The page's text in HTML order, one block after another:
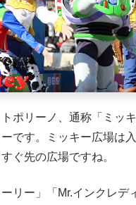
ポリーノ、通称「ミッ
です。ミッキー広場は
ぐ先の広場ですね。
ーリー」「Mr.インクレデ